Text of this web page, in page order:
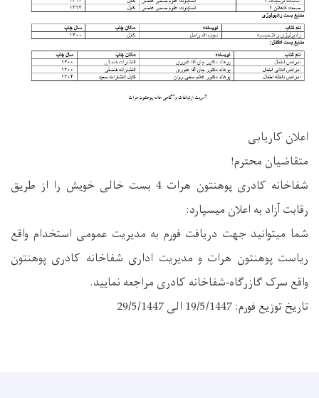
اعلان کاریابی
متقاضیان محترم!
شفاخانه کادری پوهنتون هرات 4 بست خالی خویش را از طریق
رقابت آزاد به اعلان میسپارد:
شما میتوانید جهت دریافت فورم به مدیریت عمومی استخدام واقع
ریاست پوهنتون هرات و مدیریت اداری شفاخانه کادری پوهنتون
واقع سرک گازرگاه-شفاخانه کادری مراجعه نمایید.
تاریخ توزیع فورم: 19/5/1447 الی 29/5/1447